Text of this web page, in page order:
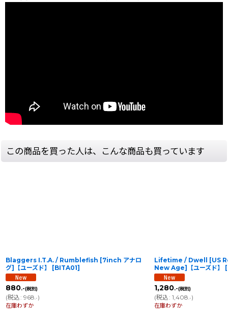
この商品を買った人は、こんな商品も買っています
Blaggers I.T.A. / Rumblefish [7inch アナロ
グ]【ユーズド】
[BITA01]
880.-(税別)
(税込: 968 .-)
在庫わずか
Lifetime / Dwell [US
New Age]【ユーズド】
[
1,280.-(税別)
(税込: 1,408 .-)
在庫わずか